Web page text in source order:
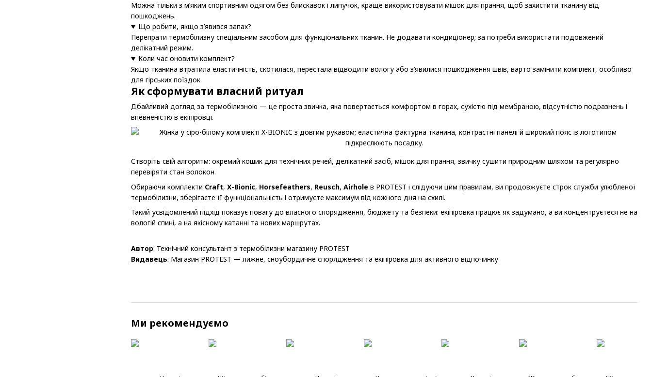
Можна тільки з м’яким спортивним одягом без блискавок і липучок, краще використовувати мішок для прання, щоб захистити тканину від
пошкоджень.
Що робити, якщо з’явився запах?
Перепрати термобілизну спеціальним засобом для функціональних тканин. Не додавати кондиціонер; за потреби використати подовжений
делікатний режим.
Коли час оновити комплект?
Якщо тканина втратила еластичність, скотилася, перестала відводити вологу або з’явилися пошкодження швів, варто замінити комплект, особливо
для гірських поїздок.
Як сформувати власний ритуал
Дбайливий догляд за термобілизною — це проста звичка, яка повертається комфортом в горах, сухістю під мембраною, відсутністю подразнень і
впевненістю в екіпіровці.
Створіть свій алгоритм: окремий кошик для технічних речей, делікатний засіб, мішок для прання, звичку сушити природним шляхом та регулярно
перевіряти стан волокон.
Обираючи комплекти Craft, X-Bionic, Horsefeathers, Reusch, Airhole в PROTEST і слідуючи цим правилам, ви продовжуєте строк служби улюбленої
термобілизни, зберігаєте її функціональність і отримуєте максимум від кожного дня на схилі.
Такий усвідомлений підхід показує повагу до власного спорядження, бюджету та безпеки: екіпіровка працює як задумано, а ви концентруєтеся не на
вологій спині, а на якісному катанні та нових маршрутах.
Автор: Технічний консультант з термобілизни магазину PROTEST
Видавець: Магазин PROTEST — лижне, сноубордичне спорядження та екіпіровка для активного відпочинку
Ми рекомендуємо